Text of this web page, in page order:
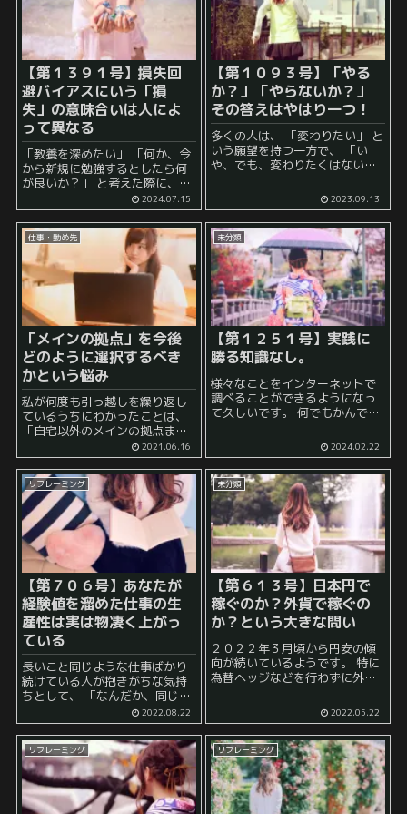
【第１３９１号】損失回
避バイアスにいう「損
失」の意味合いは人によ
って異なる
「教養を深めたい」 「何か、今
から新規に勉強するとしたら何
が良いか？」 と考えた際に、長
いうものは外せないと考えてい
ます。 何故ならば、私たちは、
日常的な生活から、重大な決断
ま...
2024.07.15
【第１０９３号】「やる
か？」「やらないか？」
その答えはやはり一つ！
多くの人は、 「変わりたい」 と
いう願望を持つ一方で、 「い
や、でも、変わりたくはない」
後者の引力はかなり強力です。
頑張って前へ進もうとしても、
「いや、でも、」...
2023.09.13
仕事・勤め先
「メインの拠点」を今後
どのように選択するべき
かという悩み
私が何度も引っ越しを繰り返し
ているうちにわかったことは、
「自宅以外のメインの拠点まで
要する時間」を最重視している
ということです。 例えば、勤め
先に毎回行かなくてはいけな
い、あるいは自分の趣味で毎回
行こうとしている場合、当然そ
こをメイ...
2021.06.16
未分類
【第１２５１号】実践に
勝る知識なし。
様々なことをインターネットで
調べることができるようになっ
て久しいです。 何でもかんでも
ているだけで予習をした気にな
る」 ことも多いでしょう。 実際
に、 ...
2024.02.22
リフレーミング
【第７０６号】あなたが
経験値を溜めた仕事の生
産性は実は物凄く上がっ
ている
長いこと同じような仕事ばかり
続けている人が抱きがちな気持
ちとして、 「なんだか、同じよ
うなことばかりやっているのだ
けど、これ意味あるのだろう
か」 といったことや 「自分がど
のくらい仕事ができるようにな
ってきているのかが実...
2022.08.22
未分類
【第６１３号】日本円で
稼ぐのか？外貨で稼ぐの
か？という大きな問い
２０２２年３月頃から円安の傾
向が続いているようです。 特に
為替ヘッジなどを行わずに外貨
安が続くたびに円による評価額
がガンガン上がっていく様を目
の当たりにしていることでしょ
う。 人によっては、自分が普...
2022.05.22
リフレーミング リフレーミング